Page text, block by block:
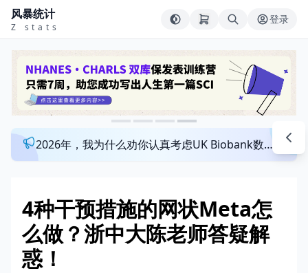
风暴统计
Z stats
登录
2026年，我为什么劝你认真考虑UK Biobank数据库？来看看这个一对一指导发文班
4种干预措施的网状Meta怎
么做？浙中大陈老师答疑解
惑！